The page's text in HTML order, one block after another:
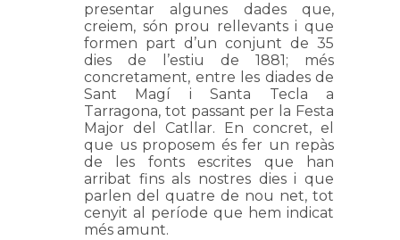
presentar algunes dades que,
creiem, són prou rellevants i que
formen part d’un conjunt de 35
dies de l’estiu de 1881; més
concretament, entre les diades de
Sant Magí i Santa Tecla a
Tarragona, tot passant per la Festa
Major del Catllar. En concret, el
que us proposem és fer un repàs
de les fonts escrites que han
arribat fins als nostres dies i que
parlen del quatre de nou net, tot
cenyit al període que hem indicat
més amunt.